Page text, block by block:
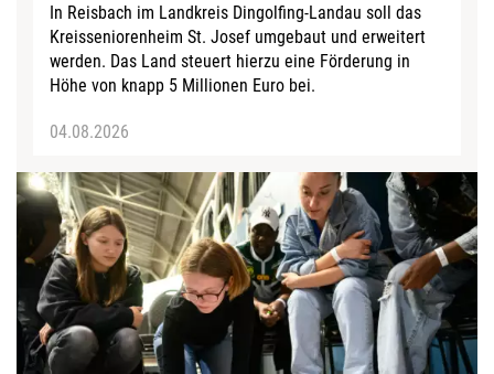
In Reisbach im Landkreis Dingolfing-Landau soll das
Kreisseniorenheim St. Josef umgebaut und erweitert
werden. Das Land steuert hierzu eine Förderung in
Höhe von knapp 5 Millionen Euro bei.
04.08.2026